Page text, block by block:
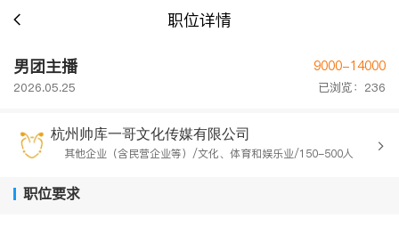
职位详情
男团主播 9000-14000
2026.05.25 已浏览：236
杭州帅库一哥文化传媒有限公司
其他企业（含民营企业等）/文化、体育和娱乐业/150-500人
职位要求